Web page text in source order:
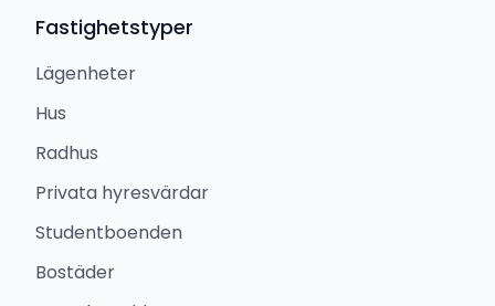
Fastighetstyper
Lägenheter
Hus
Radhus
Privata hyresvärdar
Studentboenden
Bostäder